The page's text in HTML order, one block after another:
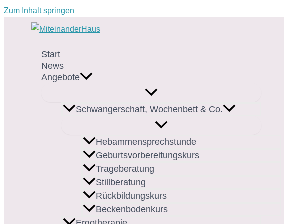
Zum Inhalt springen
Start
News
Angebote
Schwangerschaft, Wochenbett & Co.
Hebammensprechstunde
Geburtsvorbereitungskurs
Trageberatung
Stillberatung
Rückbildungskurs
Beckenbodenkurs